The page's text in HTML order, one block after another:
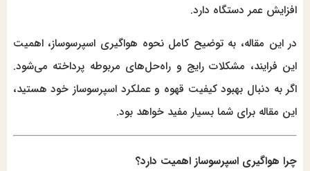
افزایش عمر دستگاه دارد.
در این مقاله، به توضیح کامل نحوه هواگیری اسپرسوساز، اهمیت
این فرایند، مشکلات رایج و راه‌حل‌های مربوطه پرداخته می‌شود.
اگر به دنبال بهبود کیفیت قهوه و عملکرد اسپرسوساز خود هستید،
این مقاله برای شما بسیار مفید خواهد بود.
چرا هواگیری اسپرسوساز اهمیت دارد؟